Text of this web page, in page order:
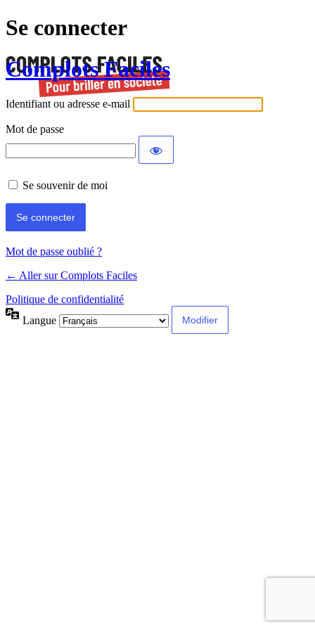
Se connecter
Complots Faciles
Identifiant ou adresse e-mail
Mot de passe
Se souvenir de moi
Mot de passe oublié ?
← Aller sur Complots Faciles
Politique de confidentialité
Langue